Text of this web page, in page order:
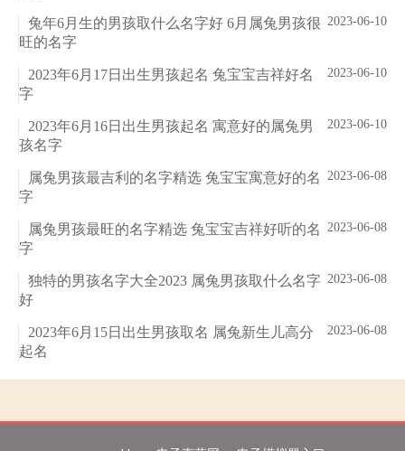
2023-06-10
兔年6月生的男孩取什么名字好 6月属兔男孩很
旺的名字
2023-06-10
2023年6月17日出生男孩起名 兔宝宝吉祥好名
字
2023-06-10
2023年6月16日出生男孩起名 寓意好的属兔男
孩名字
2023-06-08
属兔男孩最吉利的名字精选 兔宝宝寓意好的名
字
2023-06-08
属兔男孩最旺的名字精选 兔宝宝吉祥好听的名
字
2023-06-08
独特的男孩名字大全2023 属兔男孩取什么名字
好
2023-06-08
2023年6月15日出生男孩取名 属兔新生儿高分
起名